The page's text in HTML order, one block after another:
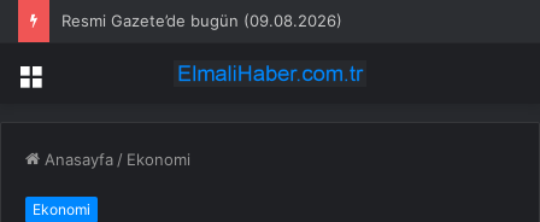
Resmi Gazete’de bugün (09.08.2026)
Menü
Anasayfa / Ekonomi
Ekonomi